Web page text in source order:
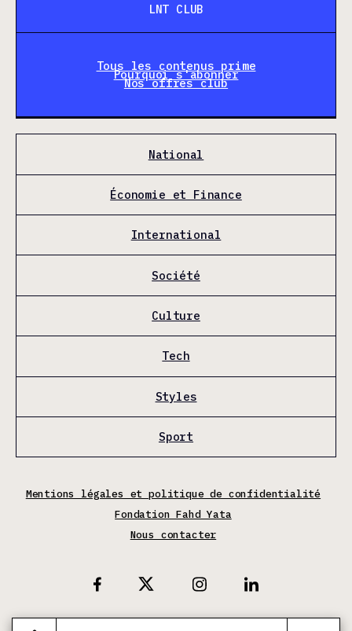
LNT CLUB
Tous les contenus prime
Pourquoi s'abonner
Nos offres club
National
Économie et Finance
International
Société
Culture
Tech
Styles
Sport
Mentions légales et politique de confidentialité
Fondation Fahd Yata
Nous contacter
Facebook
X Instagram Linkedin